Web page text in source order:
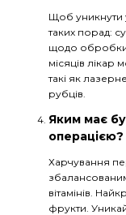
Щоб уникнути
таких порад:
щодо обробки
місяців
такі як
рубців.
Яким має
операцією?
Харчування
вітамінів.
фрукти.